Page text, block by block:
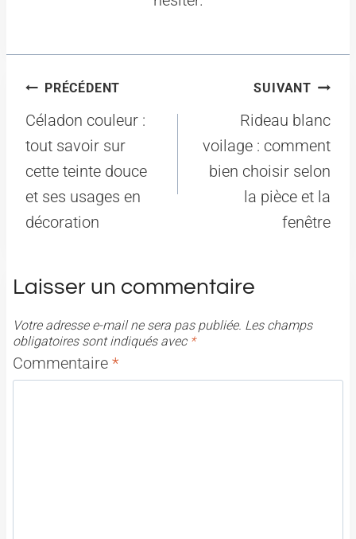
Navigation
de
l’article
PRÉCÉDENT
Céladon couleur :
tout savoir sur
cette teinte douce
et ses usages en
décoration
SUIVANT
Rideau blanc
voilage : comment
bien choisir selon
la pièce et la
fenêtre
Laisser un commentaire
Votre adresse e-mail ne sera pas publiée. Les champs
obligatoires sont indiqués avec *
Commentaire *